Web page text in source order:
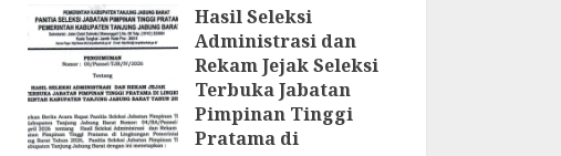
KABUPATEN TANJUNG
JABUNG BARAT
2 JUNI 2026
Hasil Seleksi
Administrasi dan
Rekam Jejak Seleksi
Terbuka Jabatan
Pimpinan Tinggi
Pratama di